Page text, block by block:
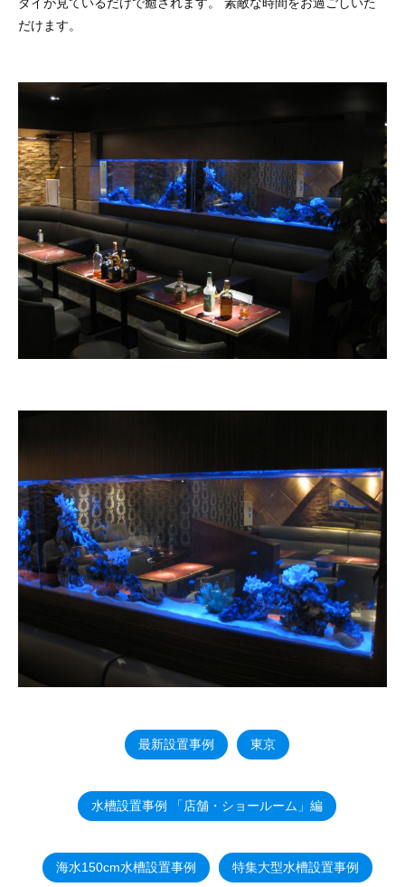
だけます。
最新設置事例 東京
水槽設置事例 「店舗・ショールーム」編
海水150cm水槽設置事例 特集大型水槽設置事例